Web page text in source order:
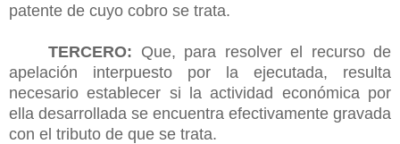
patente de cuyo cobro se trata.
TERCERO: Que, para resolver el recurso de
apelación interpuesto por la ejecutada, resulta
necesario establecer si la actividad económica por
ella desarrollada se encuentra efectivamente gravada
con el tributo de que se trata.